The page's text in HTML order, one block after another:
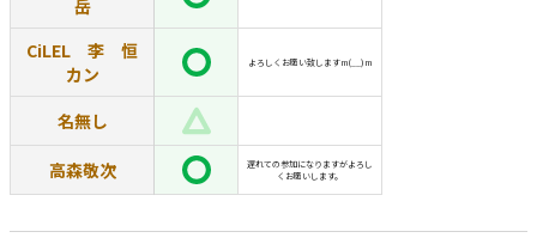
岳
CiLEL 李 恒
カン
よろしくお願い致しますm(__)m
名無し
高森敬次
遅れての参加になりますがよろし
くお願いします。